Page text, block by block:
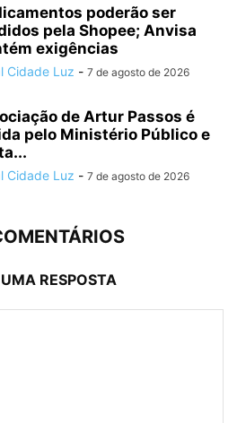
poderão ser
pela Shopee; Anvisa
exigências
Cidade Luz - 7 de agosto de 2026
de Artur Passos é
pelo Ministério Público e
Cidade Luz - 7 de agosto de 2026
RESPOSTA